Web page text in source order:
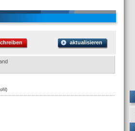
aktualisieren